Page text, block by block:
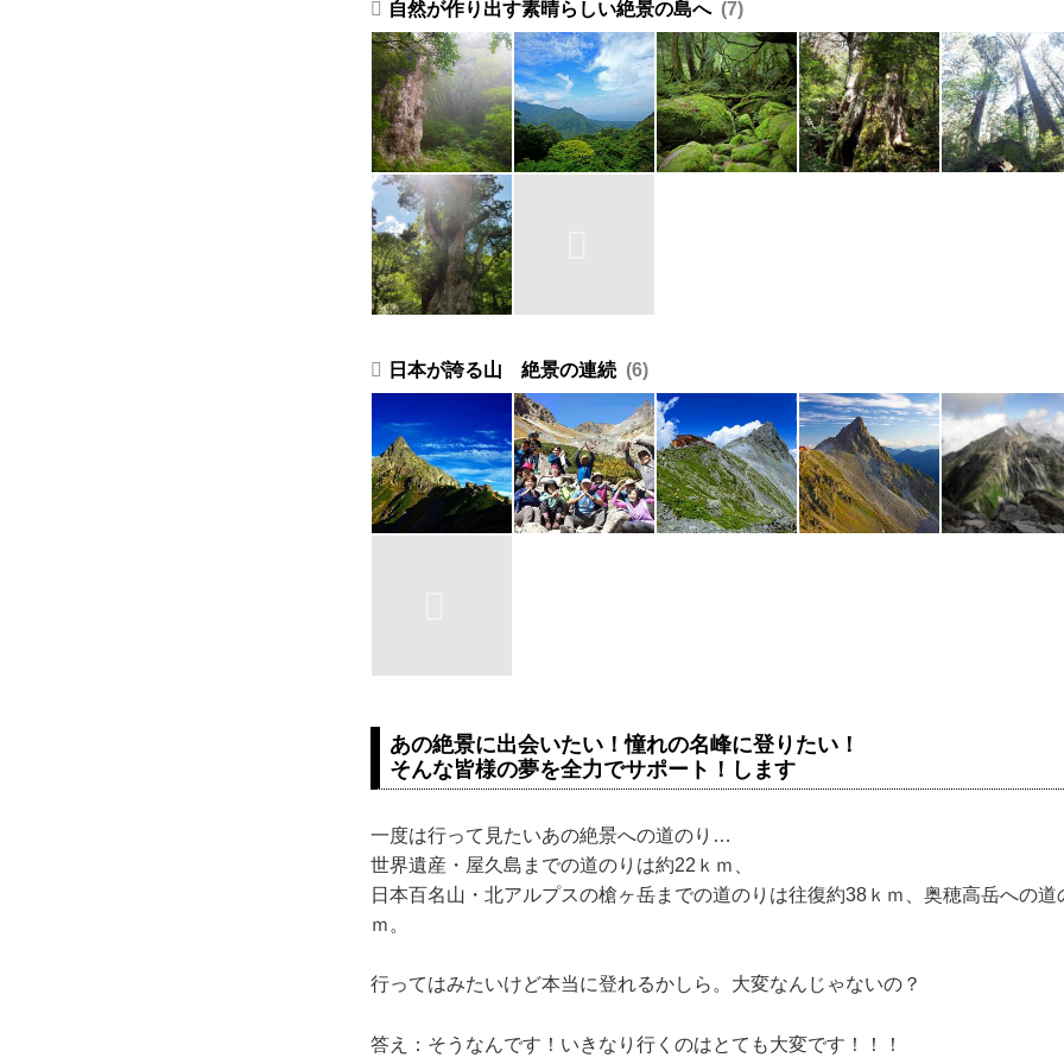
自然が作り出す素晴らしい絶景の島へ 7
日本が誇る山 絶景の連続 6
あの絶景に出会いたい！憧れの名峰に登りたい！
そんな皆様の夢を全力でサポート！します
一度は行って見たいあの絶景への道のり…
世界遺産・屋久島までの道のりは約22ｋｍ、
日本百名山・北アルプスの槍ヶ岳までの道のりは往復約38ｋｍ、奥穂高岳への道
ｍ。
行ってはみたいけど本当に登れるかしら。大変なんじゃないの？
答え：そうなんです！いきなり行くのはとても大変です！！！